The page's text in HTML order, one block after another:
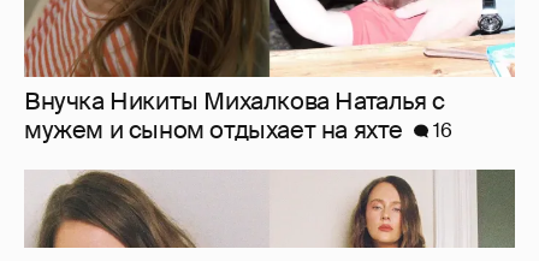
Внучка Никиты Михалкова Наталья с
мужем и сыном отдыхает на яхте
16